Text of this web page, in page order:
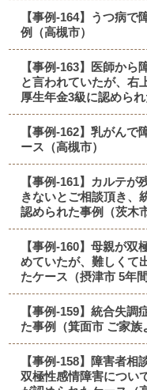
【事例-164】うつ病
例（高槻市）
【事例-163】医師か
と言われていたが、右
厚生年金3級に認められ
【事例-162】乳がん
ース（高槻市）
【事例-161】カルテ
きないとご相談頂き、
認められた事例（茨木
【事例-160】母親が
めていたが、難しくて
たケース（摂津市 5年間
【事例-159】統合失
た事例（箕面市 ご家族
【事例-158】障害者相
双極性感情障害につい